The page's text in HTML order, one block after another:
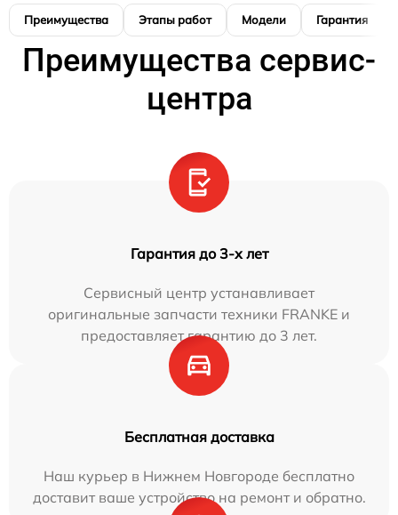
Преимущества Этапы работ Модели Гарантия
Преимущества сервис-
центра
Гарантия до 3-х лет
Сервисный центр устанавливает
оригинальные запчасти техники FRANKE и
предоставляет гарантию до 3 лет.
Бесплатная доставка
Наш курьер в Нижнем Новгороде бесплатно
доставит ваше устройство на ремонт и обратно.